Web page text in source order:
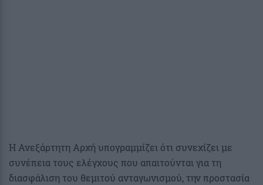
Η Ανεξάρτητη Αρχή υπογραμμίζει ότι συνεχίζει με
συνέπεια τους ελέγχους που απαιτούνται για τη
διασφάλιση του θεμιτού ανταγωνισμού, την προστασία